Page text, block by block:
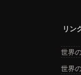
リン
世界
世界